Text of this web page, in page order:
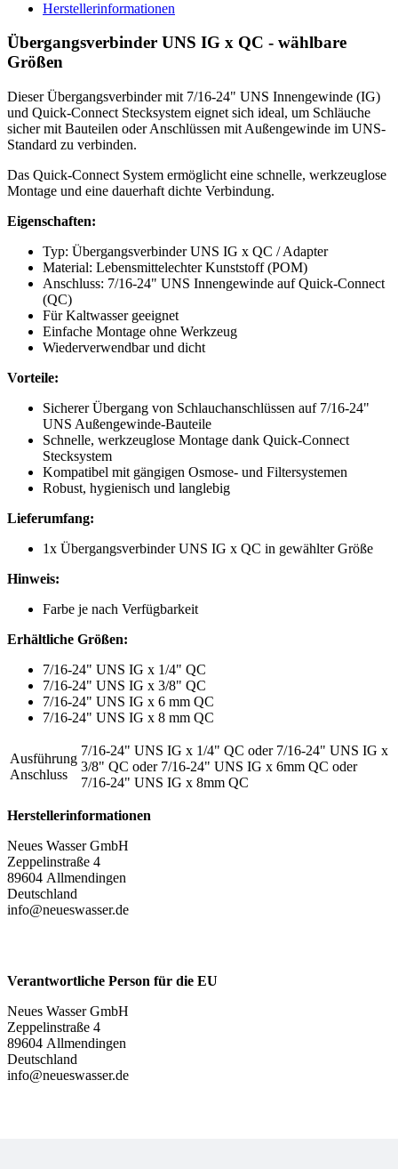
Herstellerinformationen
Übergangsverbinder UNS IG x QC - wählbare
Größen
Dieser Übergangsverbinder mit 7/16-24" UNS Innengewinde (IG)
und Quick-Connect Stecksystem eignet sich ideal, um Schläuche
sicher mit Bauteilen oder Anschlüssen mit Außengewinde im UNS-
Standard zu verbinden.
Das Quick-Connect System ermöglicht eine schnelle, werkzeuglose
Montage und eine dauerhaft dichte Verbindung.
Eigenschaften:
Typ: Übergangsverbinder UNS IG x QC / Adapter
Material: Lebensmittelechter Kunststoff (POM)
Anschluss: 7/16-24" UNS Innengewinde auf Quick-Connect
(QC)
Für Kaltwasser geeignet
Einfache Montage ohne Werkzeug
Wiederverwendbar und dicht
Vorteile:
Sicherer Übergang von Schlauchanschlüssen auf 7/16-24"
UNS Außengewinde-Bauteile
Schnelle, werkzeuglose Montage dank Quick-Connect
Stecksystem
Kompatibel mit gängigen Osmose- und Filtersystemen
Robust, hygienisch und langlebig
Lieferumfang:
1x Übergangsverbinder UNS IG x QC in gewählter Größe
Hinweis:
Farbe je nach Verfügbarkeit
Erhältliche Größen:
7/16-24" UNS IG x 1/4" QC
7/16-24" UNS IG x 3/8" QC
7/16-24" UNS IG x 6 mm QC
7/16-24" UNS IG x 8 mm QC
Ausführung
Anschluss
7/16-24" UNS IG x 1/4" QC oder 7/16-24" UNS IG x
3/8" QC oder 7/16-24" UNS IG x 6mm QC oder
7/16-24" UNS IG x 8mm QC
Herstellerinformationen
Neues Wasser GmbH
Zeppelinstraße 4
89604 Allmendingen
Deutschland
info@neueswasser.de
Verantwortliche Person für die EU
Neues Wasser GmbH
Zeppelinstraße 4
89604 Allmendingen
Deutschland
info@neueswasser.de